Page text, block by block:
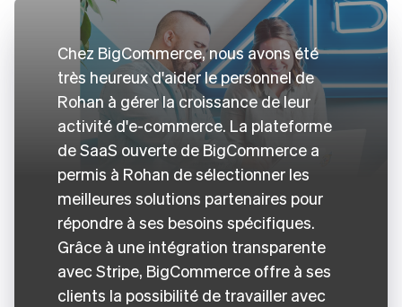
Chez BigCommerce, nous avons été
très heureux d'aider le personnel de
Rohan à gérer la croissance de leur
activité d'e-commerce. La plateforme
de SaaS ouverte de BigCommerce a
permis à Rohan de sélectionner les
meilleures solutions partenaires pour
répondre à ses besoins spécifiques.
Grâce à une intégration transparente
avec Stripe, BigCommerce offre à ses
clients la possibilité de travailler avec